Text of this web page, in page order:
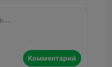
Комментарий